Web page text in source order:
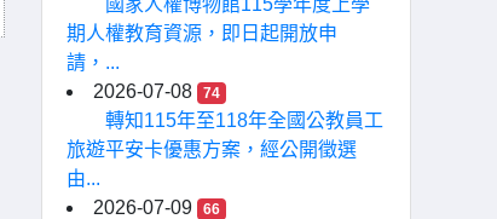
國家人權博物館115學年度上學
期人權教育資源，即日起開放申
請，...
2026-07-08
74
轉知115年至118年全國公教員工
旅遊平安卡優惠方案，經公開徵選
由...
2026-07-09
66